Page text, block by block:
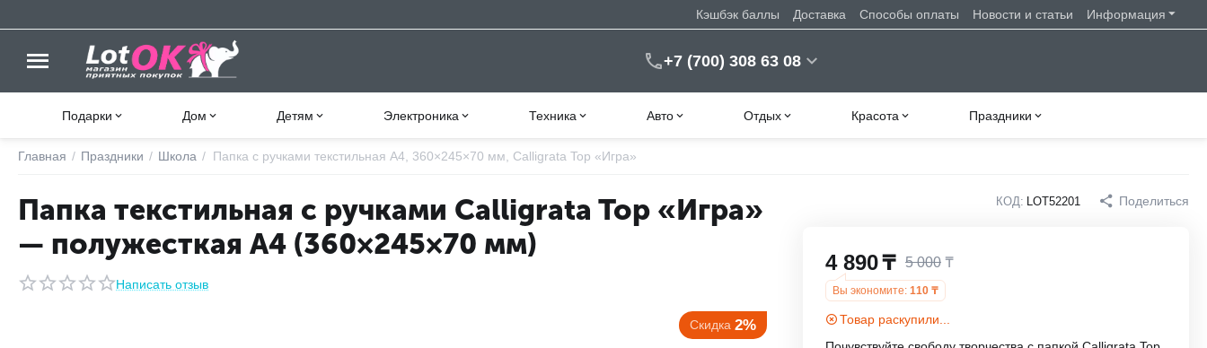
Кэшбэк баллы Доставка Способы оплаты Новости и статьи Информация
+7 (700) 308 63 08
Подарки Дом Детям Электроника Техника Авто Отдых Красота Праздники
Главная / Праздники / Школа / Папка с ручками текстильная А4, 360×245×70 мм, Calligrata Top «Игра»
Папка текстильная с ручками Calligrata Top «Игра»
— полужесткая А4 (360×245×70 мм)
Написать отзыв
КОД: LOT52201 Поделиться
4 890₸ 5 000 ₸
Вы экономите: 110 ₸
Товар раскупили...